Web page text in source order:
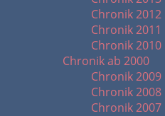
Chronik 2012
Chronik 2011
Chronik 2010
Chronik ab 2000
Chronik 2009
Chronik 2008
Chronik 2007